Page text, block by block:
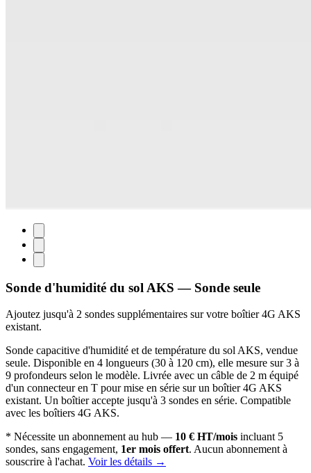
Sonde d'humidité du sol AKS — Sonde seule
Ajoutez jusqu'à 2 sondes supplémentaires sur votre boîtier 4G AKS
existant.
Sonde capacitive d'humidité et de température du sol AKS, vendue
seule. Disponible en 4 longueurs (30 à 120 cm), elle mesure sur 3 à
9 profondeurs selon le modèle. Livrée avec un câble de 2 m équipé
d'un connecteur en T pour mise en série sur un boîtier 4G AKS
existant. Un boîtier accepte jusqu'à 3 sondes en série. Compatible
avec les boîtiers 4G AKS.
* Nécessite un abonnement au hub — 10 € HT/mois incluant 5
sondes, sans engagement, 1er mois offert. Aucun abonnement à
souscrire à l'achat. Voir les détails →